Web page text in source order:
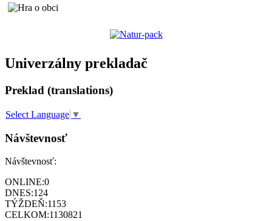
Univerzálny prekladač
Preklad (translations)
Select Language ▼
Návštevnosť
Návštevnosť:
ONLINE:0
DNES:124
TÝŽDEŇ:1153
CELKOM:1130821